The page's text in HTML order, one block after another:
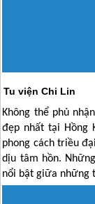
Tu viện Chi Lin
Không thể phủ
đẹp nhất tại Hồng
phong cách triều
dịu tâm hồn.
nổi bật giữa những